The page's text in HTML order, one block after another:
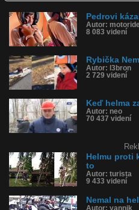
Dľžka: 1:17
Kategória: ľudia
Tagy: helma, bezpečnostná
mal helmu
História sledovanosti videa:
Pedrovi
Autor:
8 083 videní
Rybička
Autor: l3bron
2 729 videní
Keď helma
Autor: neo
70 437 videní
Helmu proti
to
Autor: turista
9 433 videní
Nemal na
Autor: yannik